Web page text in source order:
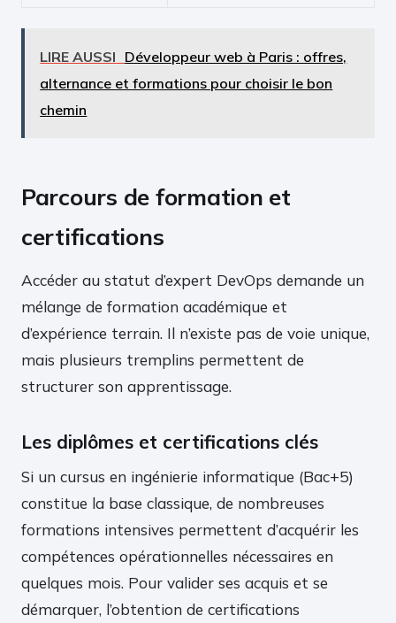
LIRE AUSSI Développeur web à Paris : offres,
alternance et formations pour choisir le bon
chemin
Parcours de formation et
certifications
Accéder au statut d’expert DevOps demande un
mélange de formation académique et
d’expérience terrain. Il n’existe pas de voie unique,
mais plusieurs tremplins permettent de
structurer son apprentissage.
Les diplômes et certifications clés
Si un cursus en ingénierie informatique (Bac+5)
constitue la base classique, de nombreuses
formations intensives permettent d’acquérir les
compétences opérationnelles nécessaires en
quelques mois. Pour valider ses acquis et se
démarquer, l’obtention de certifications